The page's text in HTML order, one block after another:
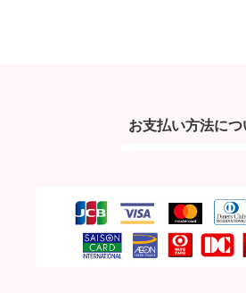
お支払い方法につ